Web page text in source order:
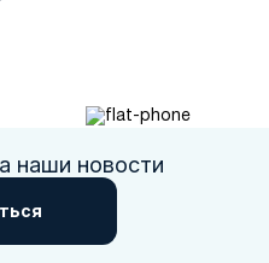
наши новости